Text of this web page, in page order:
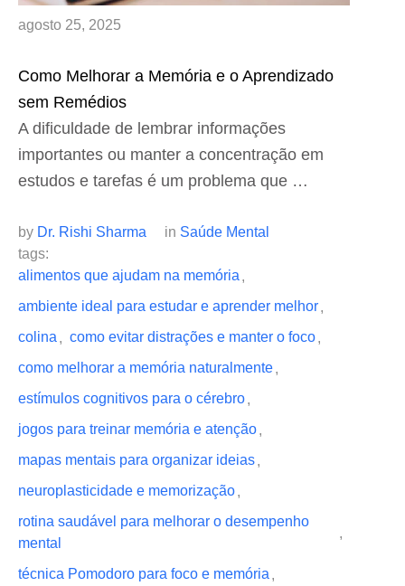
agosto 25, 2025
Como Melhorar a Memória e o Aprendizado
sem Remédios
A dificuldade de lembrar informações
importantes ou manter a concentração em
estudos e tarefas é um problema que …
by Dr. Rishi Sharma in Saúde Mental
tags:
alimentos que ajudam na memória ,
ambiente ideal para estudar e aprender melhor,
colina , como evitar distrações e manter o foco,
como melhorar a memória naturalmente,
estímulos cognitivos para o cérebro,
jogos para treinar memória e atenção,
mapas mentais para organizar ideias,
neuroplasticidade e memorização,
rotina saudável para melhorar o desempenho
mental
,
técnica Pomodoro para foco e memória ,